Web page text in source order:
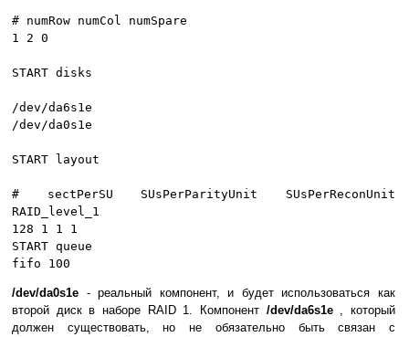
# numRow numCol numSpare
1 2 0
START disks
/dev/da6s1e
/dev/da0s1e
START layout
# sectPerSU SUsPerParityUnit SUsPerReconUnit
RAID_level_1
128 1 1 1
START queue
fifo 100
/dev/da0s1e - реальный компонент, и будет использоваться как
второй диск в наборе RAID 1. Компонент /dev/da6s1e , который
должен существовать, но не обязательно быть связан с